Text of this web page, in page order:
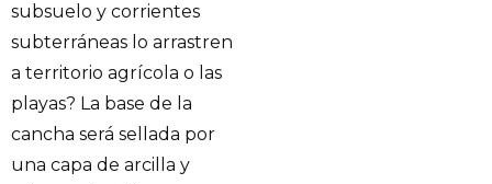
subsuelo y corrientes
subterráneas lo arrastren
a territorio agrícola o las
playas? La base de la
cancha será sellada por
una capa de arcilla y